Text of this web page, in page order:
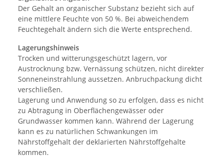
Der Gehalt an organischer Substanz bezieht sich auf
eine mittlere Feuchte von 50 %. Bei abweichendem
Feuchtegehalt ändern sich die Werte entsprechend.
Lagerungshinweis
Trocken und witterungsgeschützt lagern, vor
Austrocknung bzw. Vernässung schützen, nicht direkter
Sonneneinstrahlung aussetzen. Anbruchpackung dicht
verschließen.
Lagerung und Anwendung so zu erfolgen, dass es nicht
zu Abtragung in Oberflächengewässer oder
Grundwasser kommen kann. Während der Lagerung
kann es zu natürlichen Schwankungen im
Nährstoffgehalt der deklarierten Nährstoffgehalte
kommen.